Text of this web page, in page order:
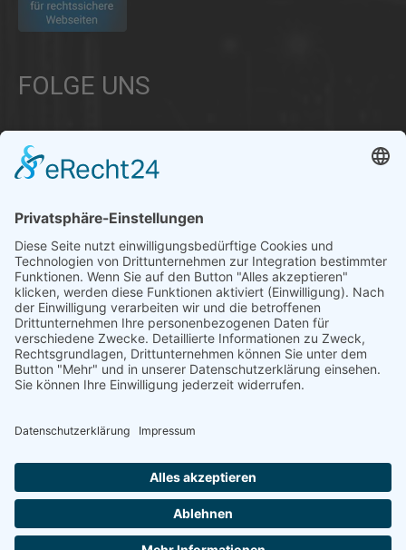
FOLGE UNS
Informationen aus Politik – Wirtschaft – Kultur – Umwelt –
Gesellschaft - Polizei und Feuerwehr – für die Region Bayern
Als regionales Unternehmen sind wir für Sie der direkte
Ansprechpartner, wenn es um die Online-Vermarktung Ihrer
Produkte und Dienstleistungen geht. Wir würden gerne für
Sie diese Aufgabe übernehmen.